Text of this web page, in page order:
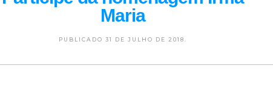
Maria
PUBLICADO 31 DE JULHO DE 2018.